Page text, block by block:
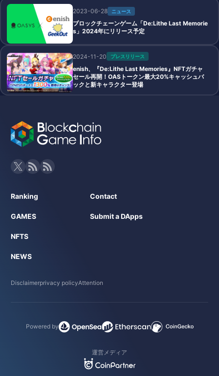
2023-06-28 ニュース
ブロックチェーンゲーム「De:Lithe Last Memorie
s」2024年にリリース予定
2024-11-20 プレスリリース
enish、『De:Lithe Last Memories』NFTガチャ
セール再開！OASトークン最大20%キャッシュバ
ックと新キャラクター登場
Ranking
GAMES
NFTS
NEWS
Contact
Submit a DApps
Disclaimerprivacy policyAttention
Powered by
運営メディア